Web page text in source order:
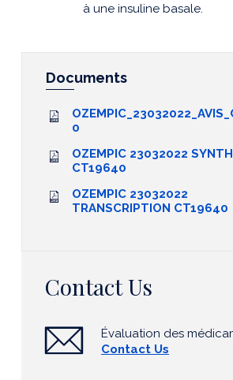
à une insuline basale.
Documents
0
OZEMPIC 23032022
CT19640
OZEMPIC 23032022
TRANSCRIPTION CT19640
Contact Us
Évaluation des
Contact Us